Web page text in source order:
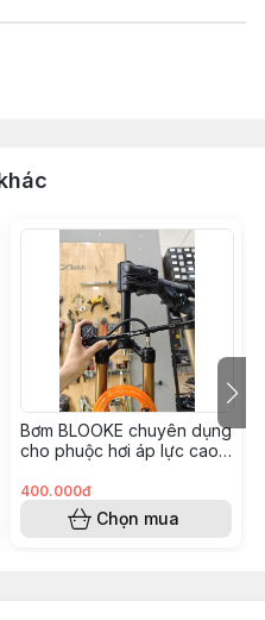
Bơm BLOOKE chuyên dụng
cho phuộc hơi áp lực cao
minh
400.000đ
Chọn mua